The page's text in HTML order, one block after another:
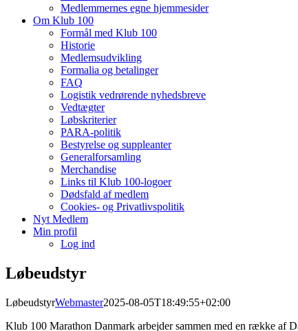
Medlemmernes egne hjemmesider
Om Klub 100
Formål med Klub 100
Historie
Medlemsudvikling
Formalia og betalinger
FAQ
Logistik vedrørende nyhedsbreve
Vedtægter
Løbskriterier
PARA-politik
Bestyrelse og suppleanter
Generalforsamling
Merchandise
Links til Klub 100-logoer
Dødsfald af medlem
Cookies- og Privatlivspolitik
Nyt Medlem
Min profil
Log ind
Løbeudstyr
LøbeudstyrWebmaster2025-08-05T18:49:55+02:00
Klub 100 Marathon Danmark arbejder sammen med en række af